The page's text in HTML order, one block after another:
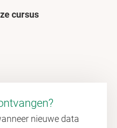
cursus
nieuwe data